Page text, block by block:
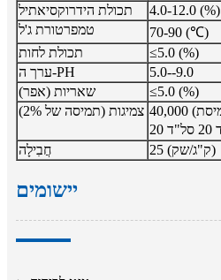
תכולת הידרוקסיאתיל
4.0-12.0 (%)
טמפרטורת ג'ל
70-90 (℃)
תכולת לחות
≤5.0 (%)
ערך ה-PH
5.0--9.0
שאריות (אפר)
≤5.0 (%)
צמיגות (תמיסה של 2%) 40,000 (מיליפסקל לשנייה, תמיסת
חֲבִילָה
25 (ק"ג/שק)
יישומים